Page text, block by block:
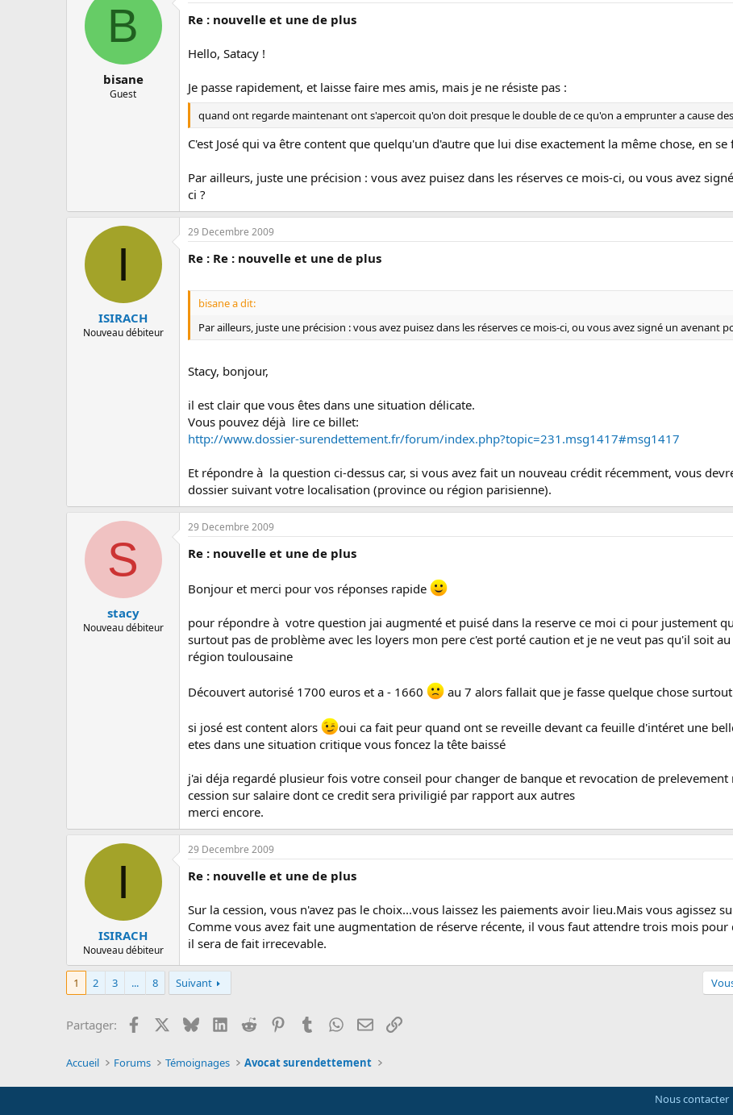
B
bisane
Guest
Re : nouvelle et une de plus
Hello, Satacy !
Je passe rapidement, et laisse faire mes amis, mais je ne résiste pas :
quand ont regarde maintenant ont s'apercoit qu'on doit presque le double de ce qu'on a emprunter a cause
C'est José qui va être content que quelqu'un d'autre que lui dise exactement la même chose, en
Par ailleurs, juste une précision : vous avez puisez dans les réserves ce mois-ci, ou vous avez
ci ?
I
ISIRACH
Nouveau débiteur
29 Decembre 2009
Re : Re : nouvelle et une de plus
bisane a dit:
Par ailleurs, juste une précision : vous avez puisez dans les réserves ce mois-ci, ou vous avez signé un avenant
Stacy, bonjour,
il est clair que vous êtes dans une situation délicate.
Vous pouvez déjà lire ce billet:
http://www.dossier-surendettement.fr/forum/index.php?topic=231.msg1417#msg1417
Et répondre à la question ci-dessus car, si vous avez fait un nouveau crédit récemment, vous
dossier suivant votre localisation (province ou région parisienne).
S
stacy
Nouveau débiteur
29 Decembre 2009
Re : nouvelle et une de plus
Bonjour et merci pour vos réponses rapide
pour répondre à votre question jai augmenté et puisé dans la reserve ce moi ci pour justement
surtout pas de problème avec les loyers mon pere c'est porté caution et je ne veut pas qu'il soit
région toulousaine
Découvert autorisé 1700 euros et a - 1660 au 7 alors fallait que je fasse quelque chose
si josé est content alors
oui ca fait peur quand ont se reveille devant ca feuille d'intéret une
etes dans une situation critique vous foncez la tête baissé
j'ai déja regardé plusieur fois votre conseil pour changer de banque et revocation de
cession sur salaire dont ce credit sera priviligié par rapport aux autres
merci encore.
I
ISIRACH
Nouveau débiteur
29 Decembre 2009
Re : nouvelle et une de plus
Sur la cession, vous n'avez pas le choix...vous laissez les paiements avoir lieu.Mais vous agissez
Comme vous avez fait une augmentation de réserve récente, il vous faut attendre trois mois
il sera de fait irrecevable.
1 2 3 ... 8 Suivant
Partager: Facebook BlueskyLinkedInReddit PinterestTumblrWhatsApp
EmailLien
Accueil Forums Témoignages Avocat surendettement
Nous contacter